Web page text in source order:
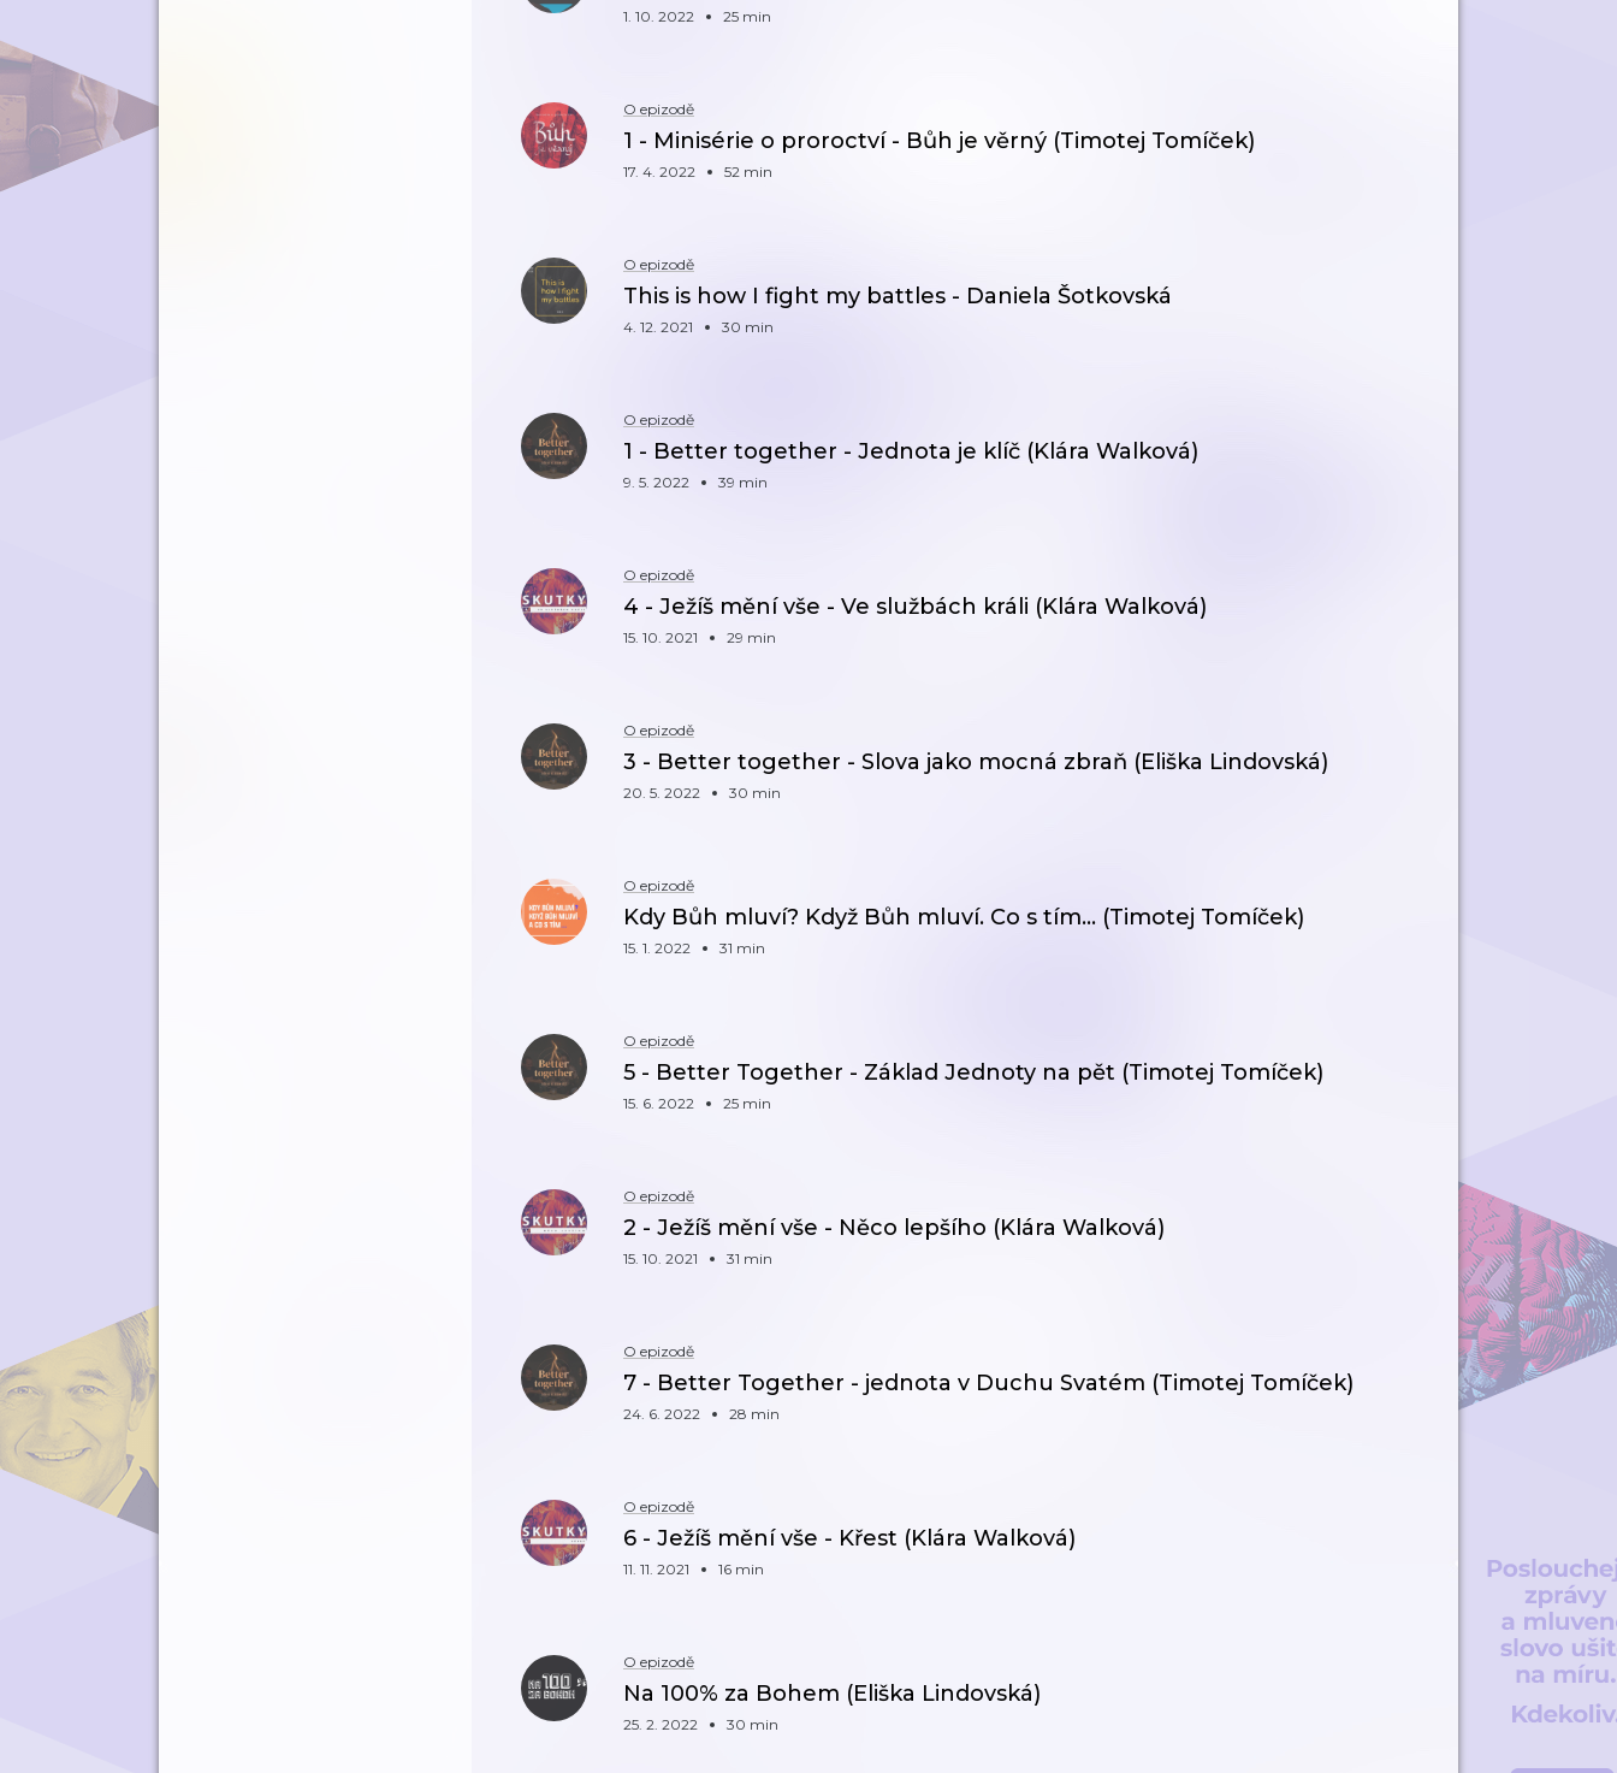
1. 10. 2022 25 min
O epizodě
1 - Minisérie o proroctví - Bůh je věrný (Timotej Tomíček)
17. 4. 2022 52 min
O epizodě
This is how I fight my battles - Daniela Šotkovská
4. 12. 2021 30 min
O epizodě
1 - Better together - Jednota je klíč (Klára Walková)
9. 5. 2022 39 min
O epizodě
4 - Ježíš mění vše - Ve službách králi (Klára Walková)
15. 10. 2021 29 min
O epizodě
3 - Better together - Slova jako mocná zbraň (Eliška Lindovská)
20. 5. 2022 30 min
O epizodě
Kdy Bůh mluví? Když Bůh mluví. Co s tím... (Timotej Tomíček)
15. 1. 2022 31 min
O epizodě
5 - Better Together - Základ Jednoty na pět (Timotej Tomíček)
15. 6. 2022 25 min
O epizodě
2 - Ježíš mění vše - Něco lepšího (Klára Walková)
15. 10. 2021 31 min
O epizodě
7 - Better Together - jednota v Duchu Svatém (Timotej Tomíček)
24. 6. 2022 28 min
O epizodě
6 - Ježíš mění vše - Křest (Klára Walková)
11. 11. 2021 16 min
O epizodě
Na 100% za Bohem (Eliška Lindovská)
25. 2. 2022 30 min